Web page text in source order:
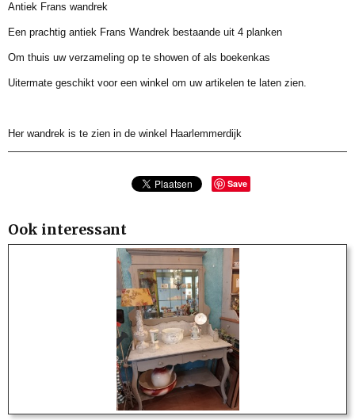
Productcode leverancier
Antiek Frans wandrek
Een prachtig antiek Frans Wandrek bestaande uit 4 planken
Om thuis uw verzameling op te showen of als boekenkas
Uitermate geschikt voor een winkel om uw artikelen te laten zien.
Her wandrek is te zien in de winkel Haarlemmerdijk
Save
Ook interessant